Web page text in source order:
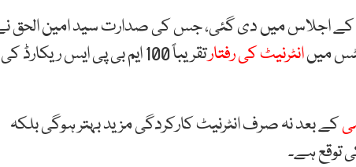
کے اجلاس میں دی گئی، جس کی صدارت سید امین الحق
انٹرنیٹ کی رفتار
تقریباً 100 ایم بی پی ایس ریکارڈ کی
کے بعد نہ صرف انٹرنیٹ کارکردگی مزید بہتر ہوگی بلکہ